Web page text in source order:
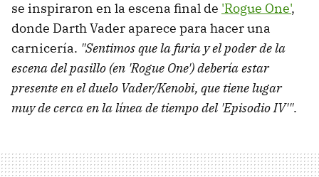
se inspiraron en la escena final de 'Rogue One',
donde Darth Vader aparece para hacer una
carnicería. "Sentimos que la furia y el poder de la
escena del pasillo (en 'Rogue One') debería estar
presente en el duelo Vader/Kenobi, que tiene lugar
muy de cerca en la línea de tiempo del 'Episodio IV'".